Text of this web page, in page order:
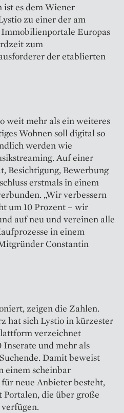
es dem Wiener
zu einer der am
Europas
zum
der etablierten
weit mehr als ein weiteres
Wohnen soll digital so
werden wie
Auf einer
Besichtigung, Bewerbung
erstmals in einem
„Wir verbessern
um 10 Prozent – wir
auf neu und vereinen alle
in einem
Constantin
zeigen die Zahlen.
hat sich Lystio in kürzester
verzeichnet
und mehr als
Damit beweist
einem scheinbar
neue Anbieter besteht,
die über große